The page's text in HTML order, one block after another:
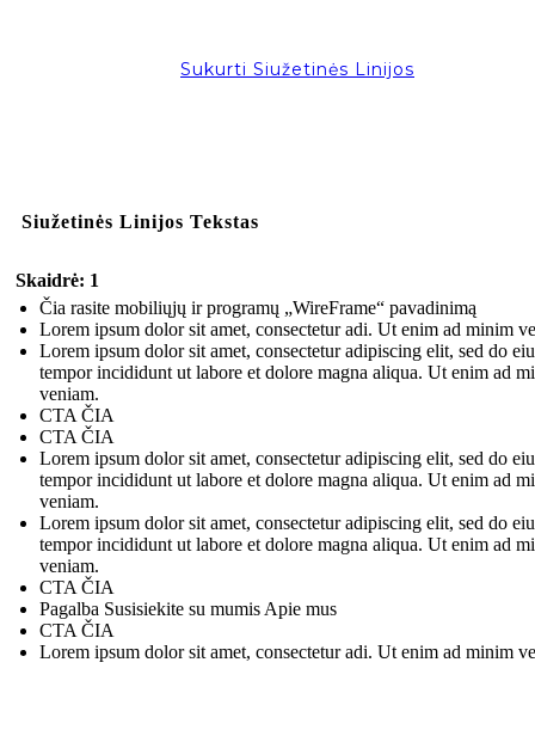
Sukurti Siužetinės Linijos
Siužetinės Linijos Tekstas
Skaidrė: 1
Čia rasite mobiliųjų ir programų „WireFrame“ pavadinimą
Lorem ipsum dolor sit amet, consectetur adi. Ut enim ad minim
Lorem ipsum dolor sit amet, consectetur adipiscing elit, sed do
tempor incididunt ut labore et dolore magna aliqua. Ut enim ad
veniam.
CTA ČIA
CTA ČIA
Lorem ipsum dolor sit amet, consectetur adipiscing elit, sed do
tempor incididunt ut labore et dolore magna aliqua. Ut enim ad
veniam.
Lorem ipsum dolor sit amet, consectetur adipiscing elit, sed do
tempor incididunt ut labore et dolore magna aliqua. Ut enim ad
veniam.
CTA ČIA
Pagalba Susisiekite su mumis Apie mus
CTA ČIA
Lorem ipsum dolor sit amet, consectetur adi. Ut enim ad minim